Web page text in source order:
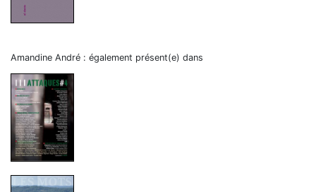
Amandine André : également présent(e) dans